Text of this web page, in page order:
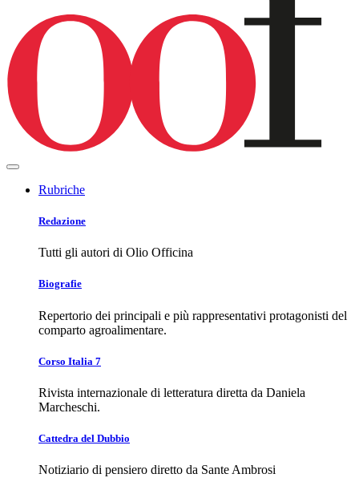
Rubriche
Redazione
Tutti gli autori di Olio Officina
Biografie
Repertorio dei principali e più rappresentativi protagonisti del
comparto agroalimentare.
Corso Italia 7
Rivista internazionale di letteratura diretta da Daniela
Marcheschi.
Cattedra del Dubbio
Notiziario di pensiero diretto da Sante Ambrosi